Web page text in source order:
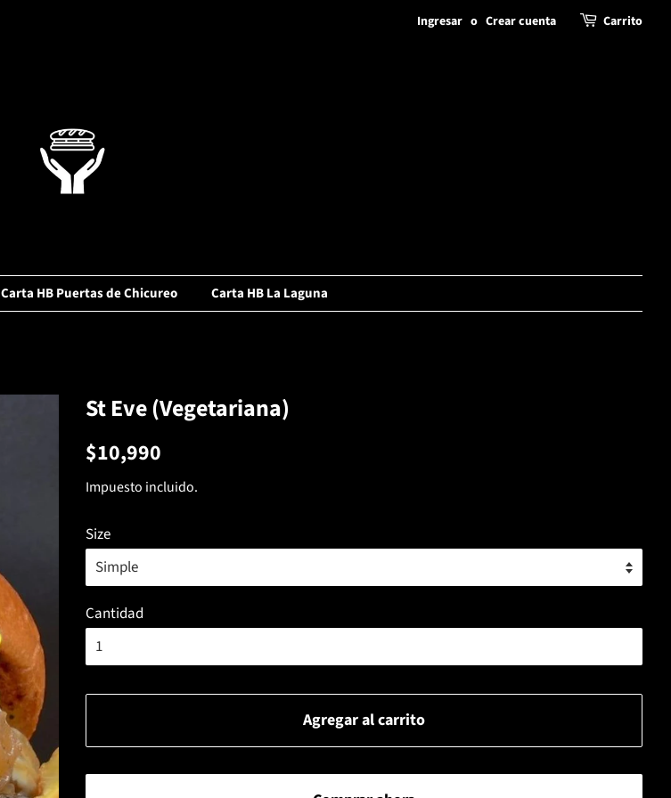
Ingresar o Crear cuenta Carrito
Carta HB Puertas de Chicureo Carta HB La Laguna
St Eve (Vegetariana)
Precio
$10,990
venta
Impuesto incluido.
Size
Cantidad
Agregar al carrito